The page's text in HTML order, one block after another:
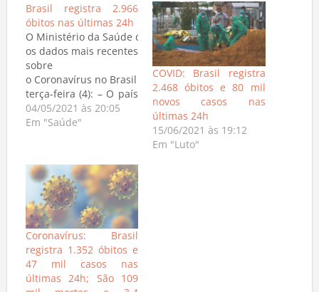
Brasil registra 2.966
óbitos nas últimas 24h
O Ministério da Saúde divulgou
os dados mais recentes
sobre
o Coronavírus no Brasil nesta
terça-feira (4): – O país
registrou 2.966
óbitos nas últimas 24h,
novos casos de
coronavírus
registrados, no total
14.856.888 milhões
pessoas já foram
infectadas. – O número
total de recuperados
do Coronavírus é
13.442.996, com o
04/05/2021 às 20:05
Em "Saúde"
COVID: Brasil registra
2.468 óbitos e 80 mil
novos casos nas
últimas 24h
15/06/2021 às 19:12
Em "Luto"
Coronavírus: Brasil
registra 1.352 óbitos e
47 mil casos nas
últimas 24h; São 109